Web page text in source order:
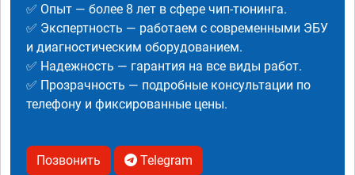
✅ Опыт — более 8 лет в сфере чип-тюнинга.
✅ Экспертность — работаем с современными ЭБУ
и диагностическим оборудованием.
✅ Надежность — гарантия на все виды работ.
✅ Прозрачность — подробные консультации по
телефону и фиксированные цены.
Позвонить Telegram